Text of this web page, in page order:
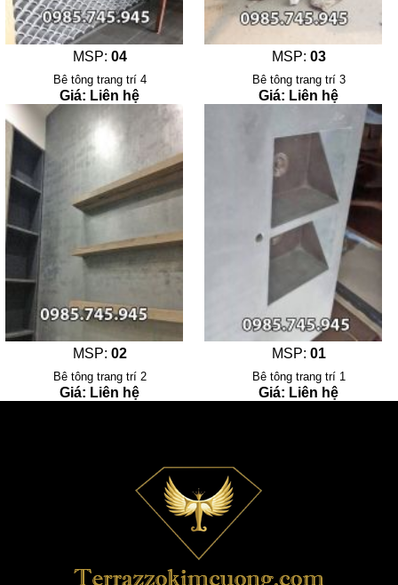
MSP: 04
Bê tông trang trí 4
Giá: Liên hệ
MSP: 03
Bê tông trang trí 3
Giá: Liên hệ
MSP: 02
Bê tông trang trí 2
Giá: Liên hệ
MSP: 01
Bê tông trang trí 1
Giá: Liên hệ